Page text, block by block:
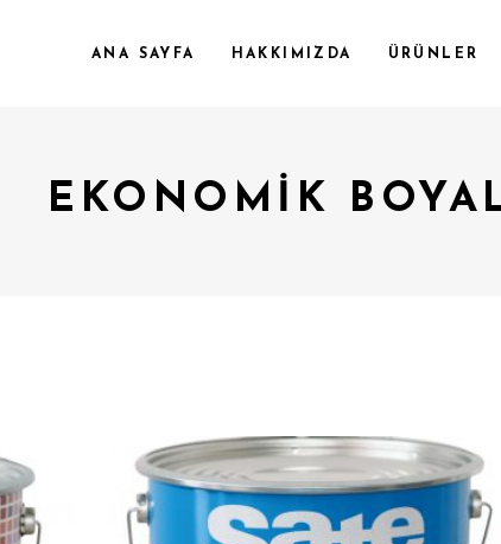
ANA SAYFA HAKKIMIZDA ÜRÜNLER
EKONOMIK